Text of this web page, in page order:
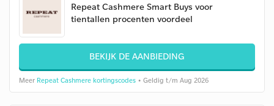
Repeat Cashmere Smart Buys voor
tientallen procenten voordeel
BEKIJK DE AANBIEDING
Meer Repeat Cashmere kortingscodes • Geldig t/m Aug 2026